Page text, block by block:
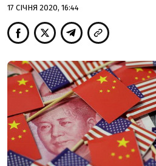
17 СІЧНЯ 2020, 16:44